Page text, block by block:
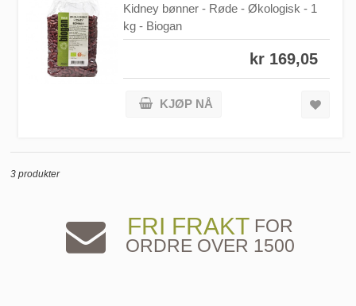
Kidney bønner - Røde - Økologisk - 1
kg - Biogan
kr 169,05
KJØP NÅ
3 produkter
FRI FRAKTFOR
ORDRE OVER 1500